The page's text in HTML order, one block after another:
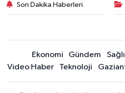
Son Dakika Haberleri
Ekonomi Gündem
Video Haber
Teknoloji